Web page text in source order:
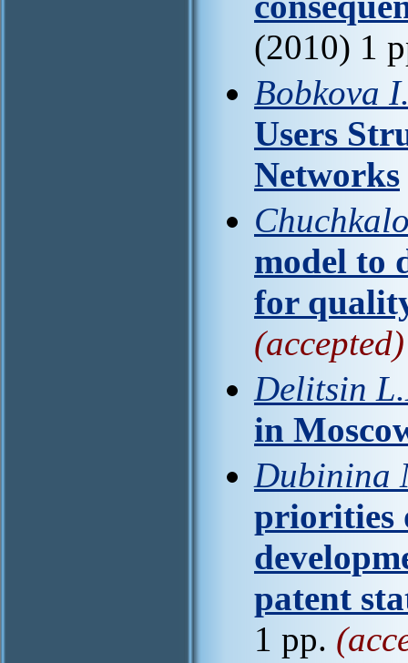
(2010) 1
Bobkova
Users
Networks
model to
for
(accepted)
Delitsin
in
Dubinina
priorities
patent
1 pp.